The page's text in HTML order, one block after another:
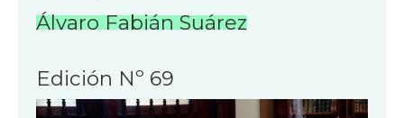
Álvaro Fabián Suárez
Edición Nº 69